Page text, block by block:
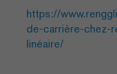
https://
de-carrière-chez-
linéaire/